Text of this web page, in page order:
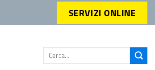
SERVIZI ONLINE